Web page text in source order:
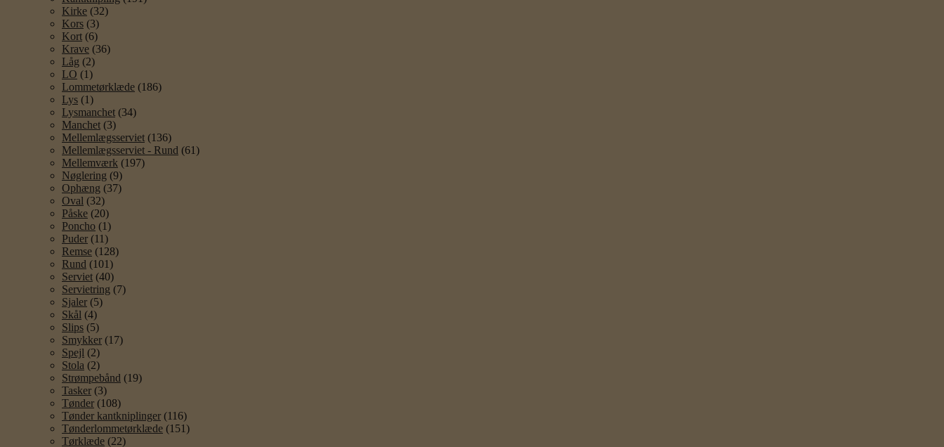
Kirke (32)
Kors (3)
Kort (6)
Krave (36)
Låg (2)
LO (1)
Lommetørklæde (186)
Lys (1)
Lysmanchet (34)
Manchet (3)
Mellemlægsserviet (136)
Mellemlægsserviet - Rund (61)
Mellemværk (197)
Nøglering (9)
Ophæng (37)
Oval (32)
Påske (20)
Poncho (1)
Puder (11)
Remse (128)
Rund (101)
Serviet (40)
Servietring (7)
Sjaler (5)
Skål (4)
Slips (5)
Smykker (17)
Spejl (2)
Stola (2)
Strømpebånd (19)
Tasker (3)
Tønder (108)
Tønder kantkniplinger (116)
Tønderlommetørklæde (151)
Tørklæde (22)